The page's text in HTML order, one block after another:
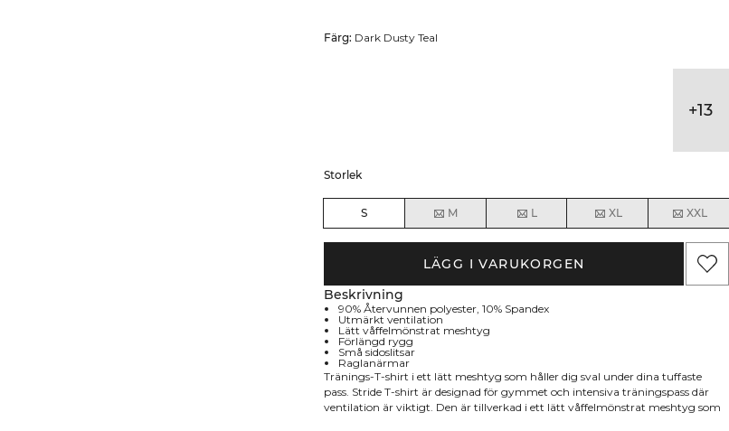
Färg: Dark Dusty Teal
+13
Storlek
S M L XL XXL
LÄGG I VARUKORGEN
Beskrivning
90% Återvunnen polyester, 10% Spandex
Utmärkt ventilation
Lätt våffelmönstrat meshtyg
Förlängd rygg
Små sidoslitsar
Raglanärmar
Tränings-T-shirt i ett lätt meshtyg som håller dig sval under dina tuffaste
pass. Stride T-shirt är designad för gymmet och intensiva träningspass där
ventilation är viktigt. Den är tillverkad i ett lätt våffelmönstrat meshtyg som